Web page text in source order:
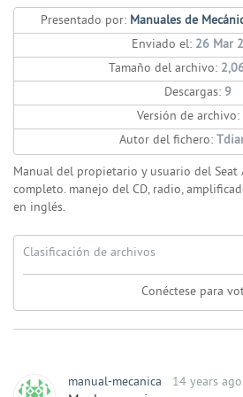
Presentado por: Manuales de
Enviado el: 26 Mar
Tamaño del archivo:
Descargas: 9
Versión de archivo:
Autor del fichero:
Manual del propietario y usuario del Seat
completo. manejo del CD, radio,
en inglés.
Clasificación de archivos
Conéctese para
manual-mecanica 14 years ago